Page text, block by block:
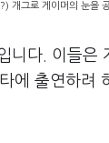
개그로 게이머의 눈을
다. 이들은
에 출연하려